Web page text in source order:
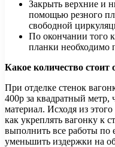
Закрыть верхние и
помощью резного
свободной
По окончании того
планки необходимо
Какое количество
При отделке стенок
400р за квадратный метр,
материал. Исходя из
как укреплять вагонку к
выполнить все работы по
уменьшить издержки на